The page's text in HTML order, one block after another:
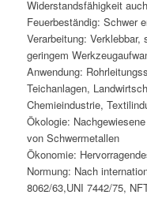
Widerstandsfähigkeit
Feuerbeständig: Schwer
Verarbeitung:
geringem
Anwendung:
Teichanlagen,
Chemieindustrie,
Ökologie:
von Schwermetallen
Ökonomie:
Normung: Nach
8062/63,UNI 7442/75,